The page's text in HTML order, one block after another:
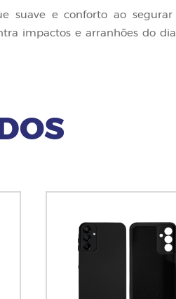
suave e conforto ao segurar
impactos e arranhões do dia